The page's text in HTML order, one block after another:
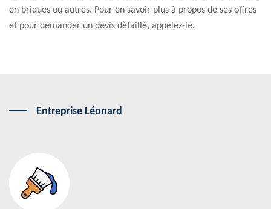
en briques ou autres. Pour en savoir plus à propos de ses offres
et pour demander un devis détaillé, appelez-le.
Entreprise Léonard